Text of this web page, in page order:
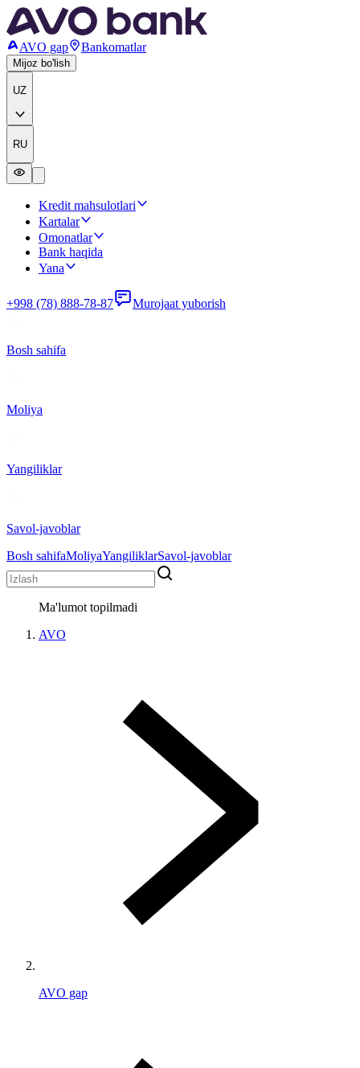
AVO gap Bankomatlar
Mijoz bo'lish
UZ
RU
Kredit mahsulotlari
Kartalar
Omonatlar
Bank haqida
Yana
+998 (78) 888-78-87 Murojaat yuborish
Bosh sahifa
Moliya
Yangiliklar
Savol-javoblar
Bosh sahifaMoliyaYangiliklarSavol-javoblar
Ma'lumot topilmadi
AVO
AVO gap